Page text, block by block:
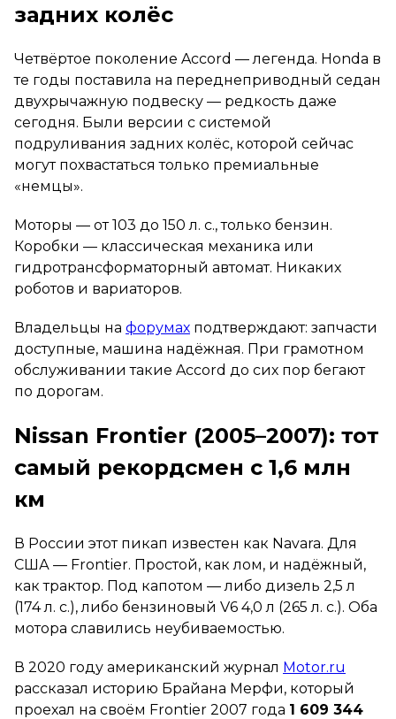
задних колёс
Четвёртое поколение Accord — легенда. Honda в
те годы поставила на переднеприводный седан
двухрычажную подвеску — редкость даже
сегодня. Были версии с системой
подруливания задних колёс, которой сейчас
могут похвастаться только премиальные
«немцы».
Моторы — от 103 до 150 л. с., только бензин.
Коробки — классическая механика или
гидротрансформаторный автомат. Никаких
роботов и вариаторов.
Владельцы на форумах подтверждают: запчасти
доступные, машина надёжная. При грамотном
обслуживании такие Accord до сих пор бегают
по дорогам.
Nissan Frontier (2005–2007): тот
самый рекордсмен с 1,6 млн
км
В России этот пикап известен как Navara. Для
США — Frontier. Простой, как лом, и надёжный,
как трактор. Под капотом — либо дизель 2,5 л
(174 л. с.), либо бензиновый V6 4,0 л (265 л. с.). Оба
мотора славились неубиваемостью.
В 2020 году американский журнал Motor.ru
рассказал историю Брайана Мерфи, который
проехал на своём Frontier 2007 года 1 609 344